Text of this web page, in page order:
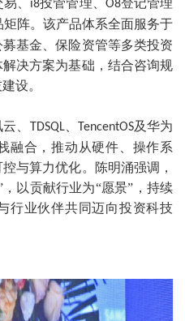
、 i8投管管理、 O8登记管理
阵。该产品体系全面服务于
基金、保险资管等多类投资
决方案为基础，结合咨询规
设。
、 TDSQL TencentOS及华为
融合，推动从硬件、操作系
与算力优化。陈明涌强调，
以贡献行业为“愿景”，持续
行业伙伴共同迈向投资科技